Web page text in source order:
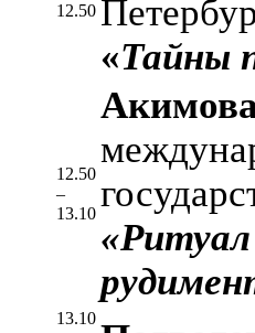
12.50
«Тайны
12.50
–
13.10
«Ритуал
13.10